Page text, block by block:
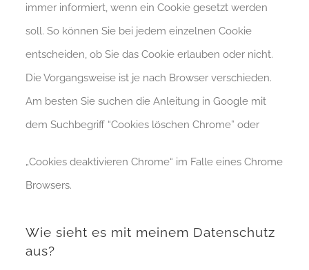
immer informiert, wenn ein Cookie gesetzt werden
soll. So können Sie bei jedem einzelnen Cookie
entscheiden, ob Sie das Cookie erlauben oder nicht.
Die Vorgangsweise ist je nach Browser verschieden.
Am besten Sie suchen die Anleitung in Google mit
dem Suchbegriff “Cookies löschen Chrome” oder
„Cookies deaktivieren Chrome“ im Falle eines Chrome
Browsers.
Wie sieht es mit meinem Datenschutz
aus?